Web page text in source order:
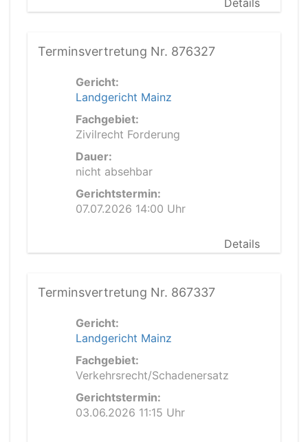
Details
Terminsvertretung Nr. 876327
Gericht:
Landgericht Mainz
Fachgebiet:
Zivilrecht Forderung
Dauer:
nicht absehbar
Gerichtstermin:
07.07.2026 14:00 Uhr
Details
Terminsvertretung Nr. 867337
Gericht:
Landgericht Mainz
Fachgebiet:
Verkehrsrecht/Schadenersatz
Gerichtstermin:
03.06.2026 11:15 Uhr